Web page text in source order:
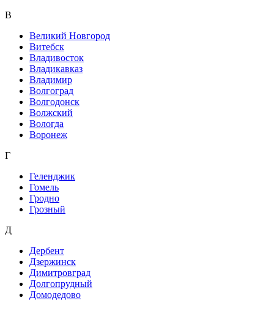
В
Великий Новгород
Витебск
Владивосток
Владикавказ
Владимир
Волгоград
Волгодонск
Волжский
Вологда
Воронеж
Г
Геленджик
Гомель
Гродно
Грозный
Д
Дербент
Дзержинск
Димитровград
Долгопрудный
Домодедово